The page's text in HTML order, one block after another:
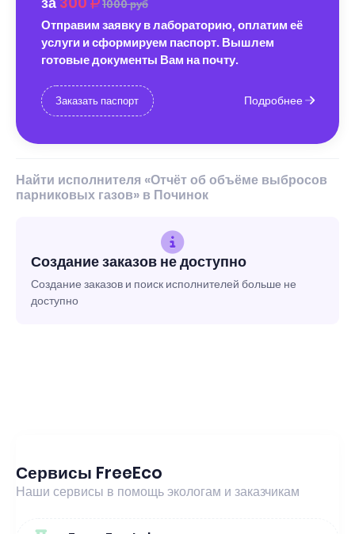
1000 руб
Отправим заявку в лабораторию, оплатим её
услуги и сформируем паспорт. Вышлем
готовые документы Вам на почту.
Заказать паспорт Подробнее
Найти исполнителя «Отчёт об объёме выбросов
парниковых газов» в Починок
Создание заказов не доступно
Создание заказов и поиск исполнителей больше не
доступно
Сервисы FreeEco
Наши сервисы в помощь экологам и заказчикам